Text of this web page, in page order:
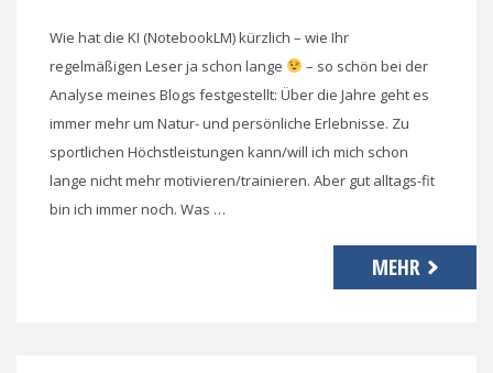
Wie hat die KI (NotebookLM) kürzlich – wie Ihr
regelmäßigen Leser ja schon lange
– so schön bei der
Analyse meines Blogs festgestellt: Über die Jahre geht es
immer mehr um Natur- und persönliche Erlebnisse. Zu
sportlichen Höchstleistungen kann/will ich mich schon
lange nicht mehr motivieren/trainieren. Aber gut alltags-fit
bin ich immer noch. Was …
MEHR